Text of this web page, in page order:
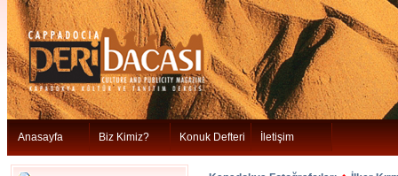
Anasayfa Biz Kimiz? Konuk Defteri İletişim